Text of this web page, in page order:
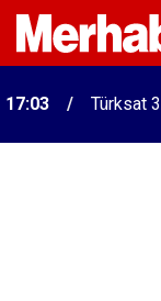
17:03 Türksat